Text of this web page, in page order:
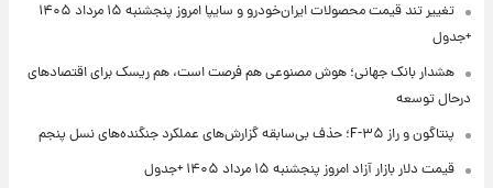
تغییر تند قیمت محصولات ایران‌خودرو و سایپا امروز پنجشنبه ۱۵ مرداد ۱۴۰۵
+جدول
هشدار بانک جهانی؛ هوش مصنوعی هم فرصت است، هم ریسک برای اقتصادهای
درحال توسعه
پنتاگون و راز F-۳۵؛ حذف بی‌سابقه گزارش‌های عملکرد جنگنده‌های نسل پنجم
قیمت دلار بازار آزاد امروز پنجشنبه ۱۵ مرداد ۱۴۰۵ +جدول